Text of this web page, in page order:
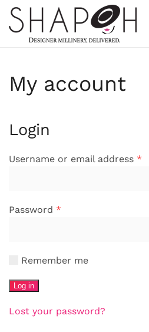
Skip to main content
My account
Login
Username or email address *
Password *
Remember me
Log in
Lost your password?